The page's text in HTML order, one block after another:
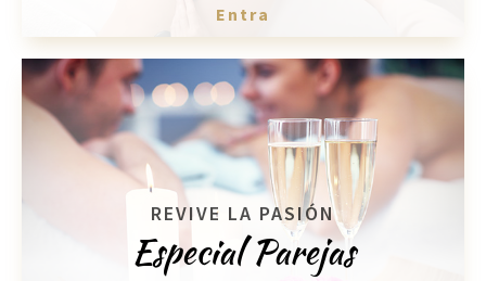
Entra
REVIVE LA PASIÓN
Especial Parejas